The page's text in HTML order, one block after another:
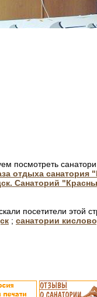
посмотреть
отдыха санатория
Санаторий
посетители этой
; санатории